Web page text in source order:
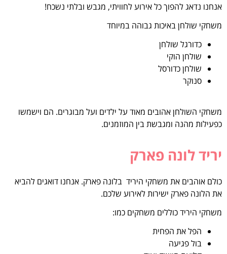
אנחנו נדאג להפוך כל אירוע לחוויתי, מגבש ובלתי נשכח!
משחקי שולחן באיכות גבוהה במיוחד
כדורגל שולחן
שולחן הוקי
שולחן כדורסל
סנוקר
משחקי השולחן אהובים מאוד על ילדים ועל מבוגרים. הם וישמשו
כפעילות מהנה ומגבשת בין המוזמנים.
יריד לונה פארק
כולם אוהבים את משחקי היריד בלונה פארק. אנחנו דואגים להביא
את הלונה פארק ישירות לאירוע שלכם.
משחקי היריד כוללים משחקים כמו:
הפל את הפחית
בול פגיעה